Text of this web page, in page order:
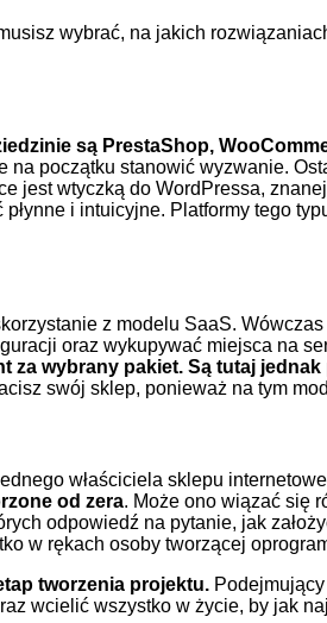
wybrać, na jakich
są PrestaShop,
na początku stanowić wyzwanie.
jest wtyczką do WordPressa,
i intuicyjne. Platformy tego
z modelu SaaS. Wówczas
oraz wykupywać miejsca na
za wybrany pakiet. Są tutaj
swój sklep, ponieważ na tym
właściciela sklepu
od zera. Może ono wiązać się
odpowiedź na pytanie, jak
w rękach osoby tworzącej
tworzenia projektu.
wcielić wszystko w życie, by jak